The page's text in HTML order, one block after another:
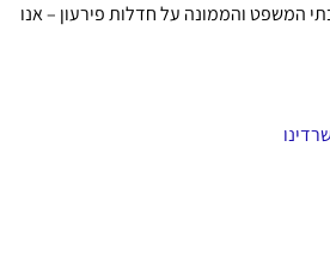
המשפט והממונה על חדלות פירעון – אנו